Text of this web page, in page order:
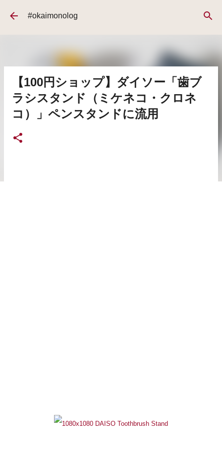
スキップしてメイン コンテンツに移動
#okaimonolog
【100円ショップ】ダイソー「歯ブ
ラシスタンド（ミケネコ・クロネ
コ）」ペンスタンドに流用